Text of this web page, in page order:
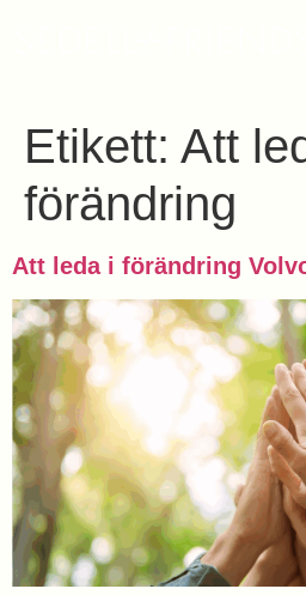
Etikett: Att
förändring
Att leda i förändring